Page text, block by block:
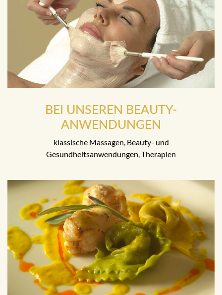
BEI UNSEREN BEAUTY-
ANWENDUNGEN
klassische Massagen, Beauty- und
Gesundheitsanwendungen, Therapien